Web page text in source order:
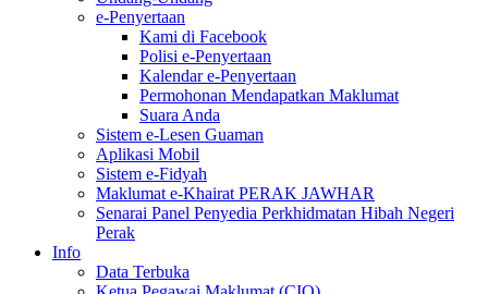
e-Penyertaan
Kami di Facebook
Polisi e-Penyertaan
Kalendar e-Penyertaan
Permohonan Mendapatkan Maklumat
Suara Anda
Sistem e-Lesen Guaman
Aplikasi Mobil
Sistem e-Fidyah
Maklumat e-Khairat PERAK JAWHAR
Senarai Panel Penyedia Perkhidmatan Hibah Negeri
Perak
Info
Data Terbuka